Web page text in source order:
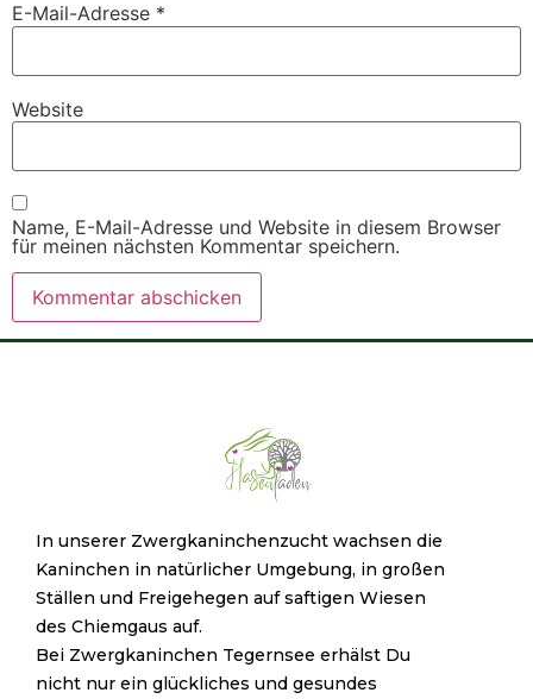
E-Mail-Adresse *
Website
Name, E-Mail-Adresse und Website in diesem Browser
für meinen nächsten Kommentar speichern.
In unserer Zwergkaninchenzucht wachsen die
Kaninchen in natürlicher Umgebung, in großen
Ställen und Freigehegen auf saftigen Wiesen
des Chiemgaus auf.
Bei Zwergkaninchen Tegernsee erhälst Du
nicht nur ein glückliches und gesundes